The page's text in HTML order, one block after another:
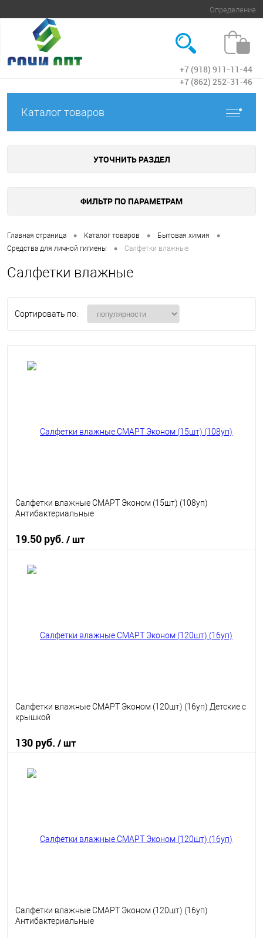
Определение
+7 (918) 911-11-44
+7 (862) 252-31-46
Каталог товаров
УТОЧНИТЬ РАЗДЕЛ
ФИЛЬТР ПО ПАРАМЕТРАМ
Главная страница • Каталог товаров • Бытовая химия •
Средства для личной гигиены • Салфетки влажные
Салфетки влажные
Сортировать по:
Салфетки влажные СМАРТ Эконом (15шт) (108уп)
Антибактериальные
19.50 руб. / шт
Салфетки влажные СМАРТ Эконом (120шт) (16уп) Детские с
крышкой
130 руб. / шт
Салфетки влажные СМАРТ Эконом (120шт) (16уп)
Антибактериальные